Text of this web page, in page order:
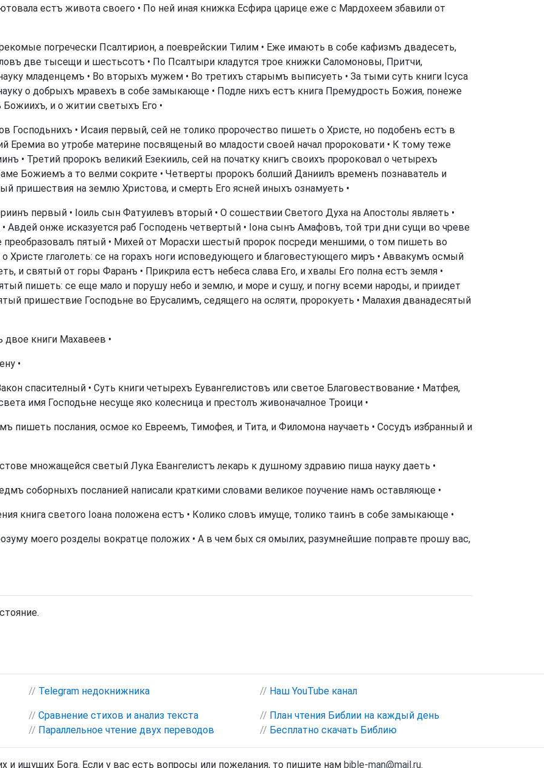
естъ живота своего • По ней иная книжка Есфира царице еже с Мардохеем збавили от
погречески Псалтирион, а поеврейскии Тилим • Еже имають в собе кафизмъ двадесеть,
две тысещи и шестьсотъ • По Псалтыри кладутся трое книжки Саломоновы, Притчи,
младенцемъ • Во вторыхъ мужем • Во третихъ старымъ выписуеть • За тыми суть книги Ісуса
о добрыхъ мравехъ в собе замыкающе • Подле нихъ естъ книга Премудрость Божия, понеже
и о житии светыхъ Его •
Господьнихъ • Исаия первый, сей не толико пророчество пишеть о Христе, но подобенъ естъ в
Еремиа во утробе материне посвященый во младости своей начал пророковати • К тому теже
• Третий пророкъ великий Езекииль, сей на початку книгъ своихъ пророковал о четырехъ
Божиемъ а то велми сокрите • Четверты пророкъ болший Даниилъ временъ познаватель и
пришествия на землю Христова, и смерть Его ясней иныхъ ознамуеть •
первый • Іоиль сын Фатуилевъ вторый • О сошествии Светого Духа на Апостолы являеть •
Авдей онже исказуется раб Господень четвертый • Іона сынъ Амафовъ, той три дни сущи во чреве
преобразовалъ пятый • Михей от Морасхи шестый пророк посреди меншими, о том пишеть во
Христе глаголеть: се на горахъ ноги исповедующего и благовестующего миръ • Аввакумъ осмый
и святый от горы Фаранъ • Прикрила естъ небеса слава Его, и хвалы Его полна естъ земля •
пишеть: се еще мало и порушу небо и землю, и море и сушу, и погну всеми народы, и приидет
пришествие Господьне во Ерусалимъ, седящего на осляти, пророкуеть • Малахия дванадесятый
книги Махавеев •
•
спасителный • Суть книги четырехъ Еувангелистовъ или светое Благовествование • Матфея,
имя Господьне несуще яко колесница и престолъ живоначалное Троици •
пишеть послания, осмое ко Евреемъ, Тимофея, и Тита, и Филомона научаеть • Сосудъ избранный и
множащейся светый Лука Евангелистъ лекарь к душному здравию пиша науку даеть •
соборныхъ посланией написали краткими словами великое поучение намъ оставляюще •
книга светого Іоана положена естъ • Колико словъ имуще, толико таинъ в собе замыкающе •
моего розделы вократце положих • А в чем бых ся омылих, разумнейшие поправте прошу вас,
// Telegram недокнижника // Наш YouTube канал
// Сравнение стихов и анализ текста
// Параллельное чтение двух переводов
// План чтения Библии на каждый день
// Бесплатно скачать Библию
ищущих Бога. Если у вас есть вопросы или пожелания, то пишите нам bible-man@mail.ru.